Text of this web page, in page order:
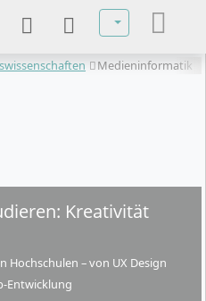
Sprache
Medieninformatik
Kreativität
Hochschulen – von UX Design
Entwicklung